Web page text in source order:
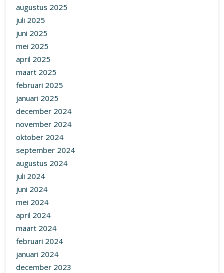
augustus 2025
juli 2025
juni 2025
mei 2025
april 2025
maart 2025
februari 2025
januari 2025
december 2024
november 2024
oktober 2024
september 2024
augustus 2024
juli 2024
juni 2024
mei 2024
april 2024
maart 2024
februari 2024
januari 2024
december 2023